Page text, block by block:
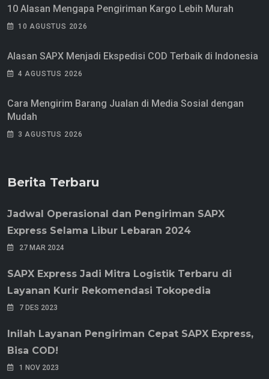
10 Alasan Mengapa Pengiriman Kargo Lebih Murah
10 AGUSTUS 2026
Alasan SAPX Menjadi Ekspedisi COD Terbaik di Indonesia
4 AGUSTUS 2026
Cara Mengirim Barang Jualan di Media Sosial dengan
Mudah
3 AGUSTUS 2026
Berita Terbaru
Jadwal Operasional dan Pengiriman SAPX
Express Selama Libur Lebaran 2024
27 MAR 2024
SAPX Express Jadi Mitra Logistik Terbaru di
Layanan Kurir Rekomendasi Tokopedia
7 DES 2023
Inilah Layanan Pengiriman Cepat SAPX Express,
Bisa COD!
1 NOV 2023